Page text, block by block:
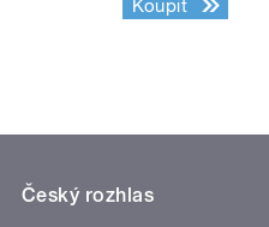
Koupit
Český rozhlas